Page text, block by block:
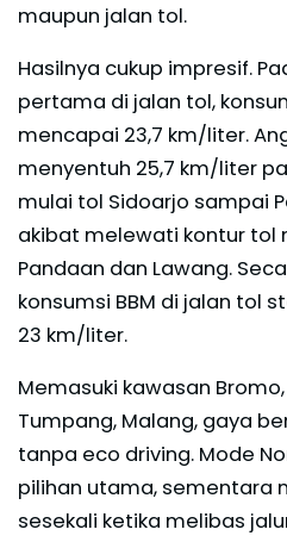
maupun jalan tol.
Hasilnya cukup impresif.
pertama di jalan tol,
mencapai 23,7 km/liter.
menyentuh 25,7 km/liter
mulai tol Sidoarjo sampai
akibat melewati kontur tol
Pandaan dan Lawang.
konsumsi BBM di jalan tol
23 km/liter.
Memasuki kawasan
Tumpang, Malang, gaya
tanpa eco driving. Mode
pilihan utama, sementara
sesekali ketika melibas